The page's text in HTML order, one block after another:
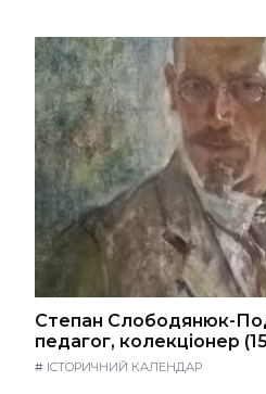
Степан Слободянюк-
педагог, колекціонер
# ІСТОРИЧНИЙ КАЛЕНДАР